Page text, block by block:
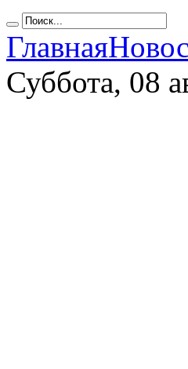
Главная
Суббота, 08